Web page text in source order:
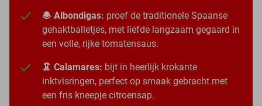
🧆 Albondigas: proef de traditionele Spaanse
gehaktballetjes, met liefde langzaam gegaard in
een volle, rijke tomatensaus.
🦑 Calamares: bijt in heerlijk krokante
inktvisringen, perfect op smaak gebracht met
een fris kneepje citroensap.